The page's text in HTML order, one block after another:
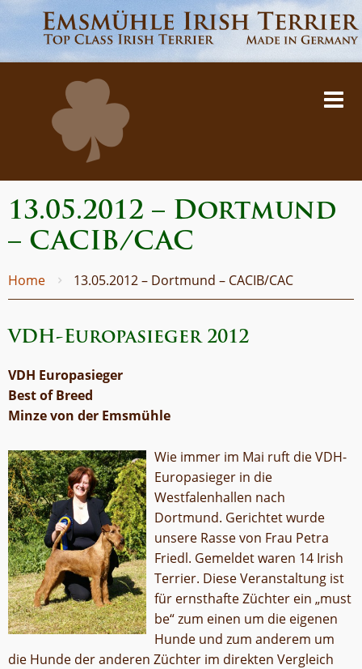
13.05.2012 – Dortmund
– CACIB/CAC
Home 13.05.2012 – Dortmund – CACIB/CAC
VDH-Europasieger 2012
VDH Europasieger
Best of Breed
Minze von der Emsmühle
Wie immer im Mai ruft die VDH-
Europasieger in die
Westfalenhallen nach
Dortmund. Gerichtet wurde
unsere Rasse von Frau Petra
Friedl. Gemeldet waren 14 Irish
Terrier. Diese Veranstaltung ist
für ernsthafte Züchter ein „must
be“ zum einen um die eigenen
Hunde und zum anderem um
die Hunde der anderen Züchter im direkten Vergleich